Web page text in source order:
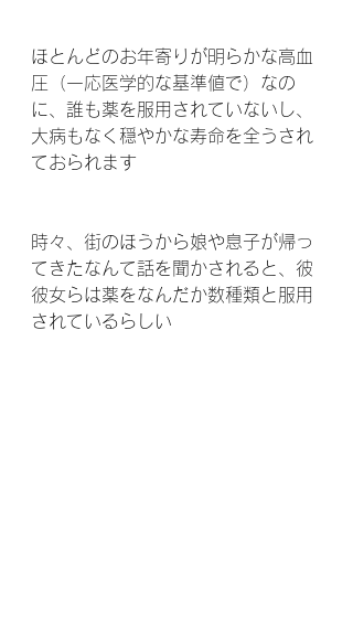
ほとんどのお年寄りが明らかな高血
圧（一応医学的な基準値で）なの
に、誰も薬を服用されていないし、
大病もなく穏やかな寿命を全うされ
ておられます
時々、街のほうから娘や息子が帰っ
てきたなんて話を聞かされると、彼
彼女らは薬をなんだか数種類と服用
されているらしい